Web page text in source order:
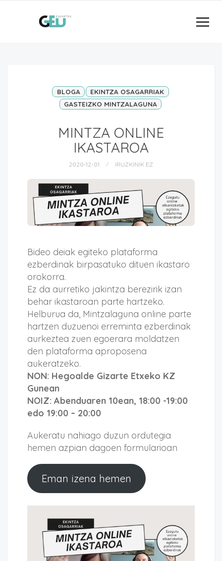
BLOGA
EKINTZA OSAGARRIAK
GASTEIZKO MINTZALAGUNA
MINTZA ONLINE
IKASTAROA
2020-12-01 IRUZKINIK EZ
Bideo deiak egiteko plataforma
ezberdinak birpasatuko dituen ikastaro
orokorra.
Ez da aurretiko jakintza berezirik izan
behar ikastaroan parte hartzeko.
Helburua da, Mintzalaguna online parte
hartzen duzuenoi erreminta ezberdinak
aurkeztea zuen egoerara moldatzen
den plataforma aproposena
aukeratzeko.
NON: Hegoalde Gizarte Etxeko KZ
Gunean
NOIZ: Abenduaren 10ean, 18:00 -19:00
edo 19:00 – 20:00
Aukeratu nahiago duzun ordutegia
hemen azpian dagoen formularioan
Eman izena hemen